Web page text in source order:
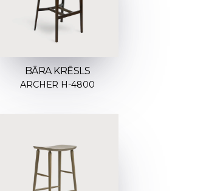
BĀRA KRĒSLS
ARCHER H-4800